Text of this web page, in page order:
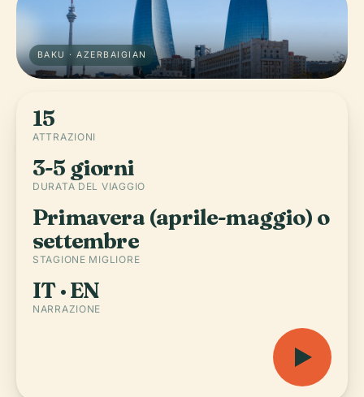
BAKU · AZERBAIGIAN
15
ATTRAZIONI
3-5 giorni
DURATA DEL VIAGGIO
Primavera (aprile-maggio) o
settembre
STAGIONE MIGLIORE
IT · EN
NARRAZIONE